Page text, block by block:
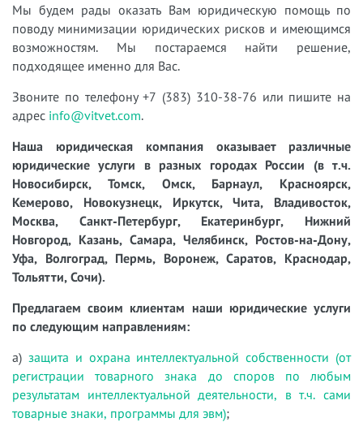
Мы будем рады оказать Вам юридическую помощь по
поводу минимизации юридических рисков и имеющимся
возможностям. Мы постараемся найти решение,
подходящее именно для Вас.
Звоните по телефону +7 (383) 310-38-76 или пишите на
адрес info@vitvet.com.
Наша юридическая компания оказывает различные
юридические услуги в разных городах России (в т.ч.
Новосибирск, Томск, Омск, Барнаул, Красноярск,
Кемерово, Новокузнецк, Иркутск, Чита, Владивосток,
Москва, Санкт-Петербург, Екатеринбург, Нижний
Новгород, Казань, Самара, Челябинск, Ростов-на-Дону,
Уфа, Волгоград, Пермь, Воронеж, Саратов, Краснодар,
Тольятти, Сочи).
Предлагаем своим клиентам наши юридические услуги
по следующим направлениям:
а) защита и охрана интеллектуальной собственности (от
регистрации товарного знака до споров по любым
результатам интеллектуальной деятельности, в т.ч. сами
товарные знаки, программы для эвм);